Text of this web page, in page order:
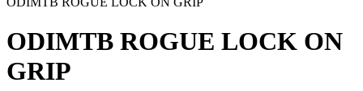
ODIMTB ROGUE LOCK ON
GRIP